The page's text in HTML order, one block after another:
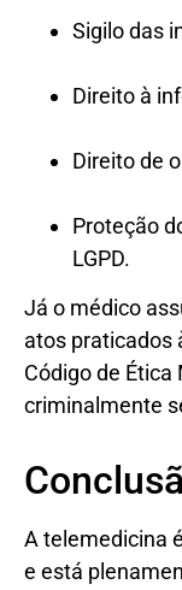
Sigilo das
Direito à
Direito de
Proteção
LGPD.
Já o médico
atos praticados
Código de Ética
criminalmente
A telemedicina
e está